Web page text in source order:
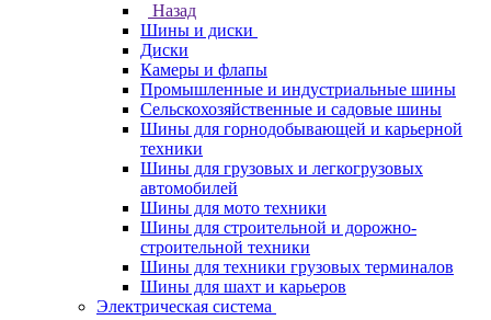
Назад
Шины и диски
Диски
Камеры и флапы
Промышленные и индустриальные шины
Сельскохозяйственные и садовые шины
Шины для горнодобывающей и карьерной
техники
Шины для грузовых и легкогрузовых
автомобилей
Шины для мото техники
Шины для строительной и дорожно-
строительной техники
Шины для техники грузовых терминалов
Шины для шахт и карьеров
Электрическая система